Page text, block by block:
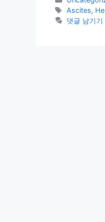
테
고
태
그
Ascites,
댓글 남기기